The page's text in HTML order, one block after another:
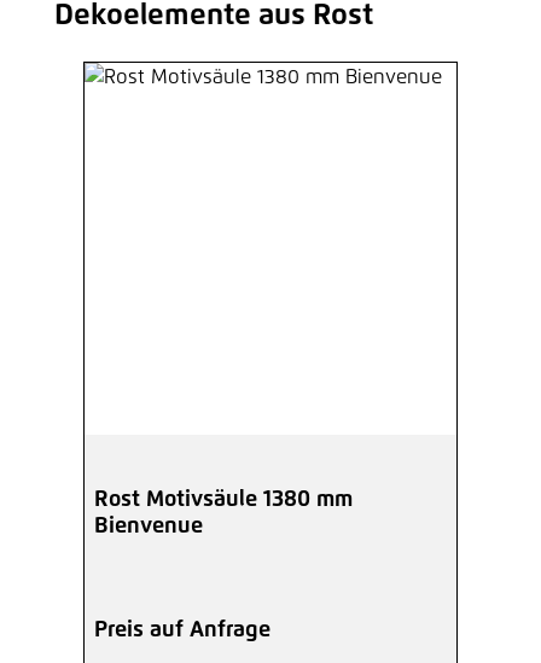
Produktgalerie überspringen
Dekoelemente aus Rost
Rost Motivsäule 1380 mm
Bienvenue
Preis auf Anfrage